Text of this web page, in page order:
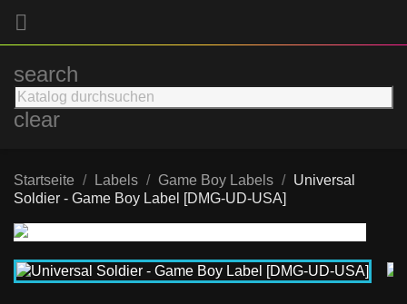

search
clear
Startseite Labels Game Boy Labels
Universal
Soldier - Game Boy Label [DMG-UD-USA]